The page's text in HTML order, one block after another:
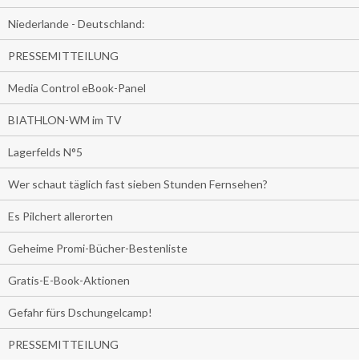
Niederlande - Deutschland:
PRESSEMITTEILUNG
Media Control eBook-Panel
BIATHLON-WM im TV
Lagerfelds N°5
Wer schaut täglich fast sieben Stunden Fernsehen?
Es Pilchert allerorten
Geheime Promi-Bücher-Bestenliste
Gratis-E-Book-Aktionen
Gefahr fürs Dschungelcamp!
PRESSEMITTEILUNG